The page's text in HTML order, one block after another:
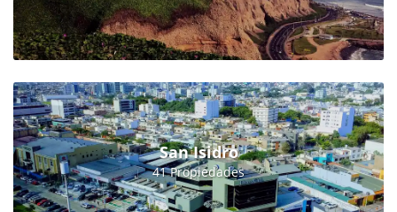
San Isidro
41 Propiedades